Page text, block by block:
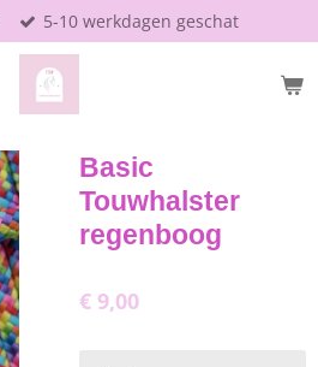
5-10 werkdagen geschat
Basic
Touwhalster
regenboog
€ 9,00